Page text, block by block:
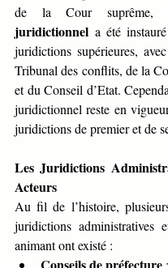
de la Cour
juridictionnel a été
juridictions supérieures,
Tribunal des conflits, de la
et du Conseil d’Etat.
juridictionnel reste en
juridictions de premier et de
Les Juridictions
Acteurs
Au fil de l’histoire,
juridictions administratives
animant ont existé :
: